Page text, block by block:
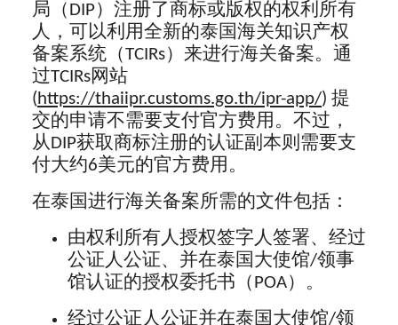
局（DIP）注册了商标或版权的权利所有
人，可以利用全新的泰国海关知识产权
备案系统（TCIRs）来进行海关备案。通
过TCIRs网站
(https://thaiipr.customs.go.th/ipr-app/) 提
交的申请不需要支付官方费用。不过，
从DIP获取商标注册的认证副本则需要支
付大约6美元的官方费用。
在泰国进行海关备案所需的文件包括：
由权利所有人授权签字人签署、经过
公证人公证、并在泰国大使馆/领事
馆认证的授权委托书（POA）。
经过公证人公证并在泰国大使馆/领